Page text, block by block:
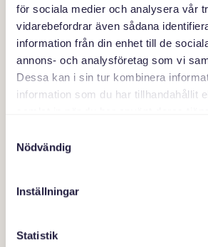
för sociala medier och analysera vår
vidarebefordrar även sådana
information från din enhet till de
annons- och analysföretag som vi
Dessa kan i sin tur kombinera
information som du har tillhandahållit
Nödvändig
Inställningar
Statistik
Mitt i,
Projektstöd
----
”Flyktingar från
skydd undan kriget,